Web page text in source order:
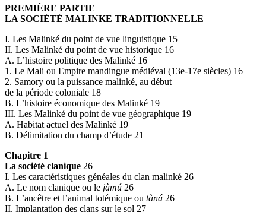
PREMIÈRE PARTIE
LA SOCIÉTÉ MALINKE TRADITIONNELLE
I. Les Malinké du point de vue linguistique 15
II. Les Malinké du point de vue historique 16
A. L’histoire politique des Malinké 16
1. Le Mali ou Empire mandingue médiéval (13e-17e siècles) 16
2. Samory ou la puissance malinké, au début
de la période coloniale 18
B. L’histoire économique des Malinké 19
III. Les Malinké du point de vue géographique 19
A. Habitat actuel des Malinké 19
B. Délimitation du champ d’étude 21
Chapitre 1
La société clanique 26
I. Les caractéristiques généales du clan malinké 26
A. Le nom clanique ou le jàmú 26
B. L’ancêtre et l’animal totémique ou tàná 26
II. Implantation des clans sur le sol 27